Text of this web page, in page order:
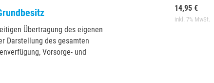
Übertragung des eigenen
Darstellung des gesamten
Vorsorge- und
14,95 €
inkl. 7% MwSt.